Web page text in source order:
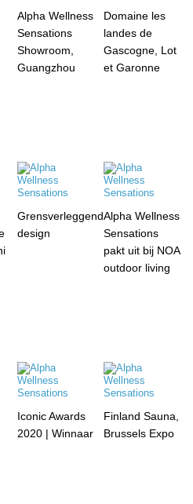
Alpha Wellness
Sensations
Showroom,
Guangzhou
Domaine les
landes de
Gascogne, Lot
et Garonne
Grensverleggend
design
Alpha Wellness
Sensations
pakt uit bij NOA
outdoor living
Iconic Awards
2020 | Winnaar
Finland Sauna,
Brussels Expo